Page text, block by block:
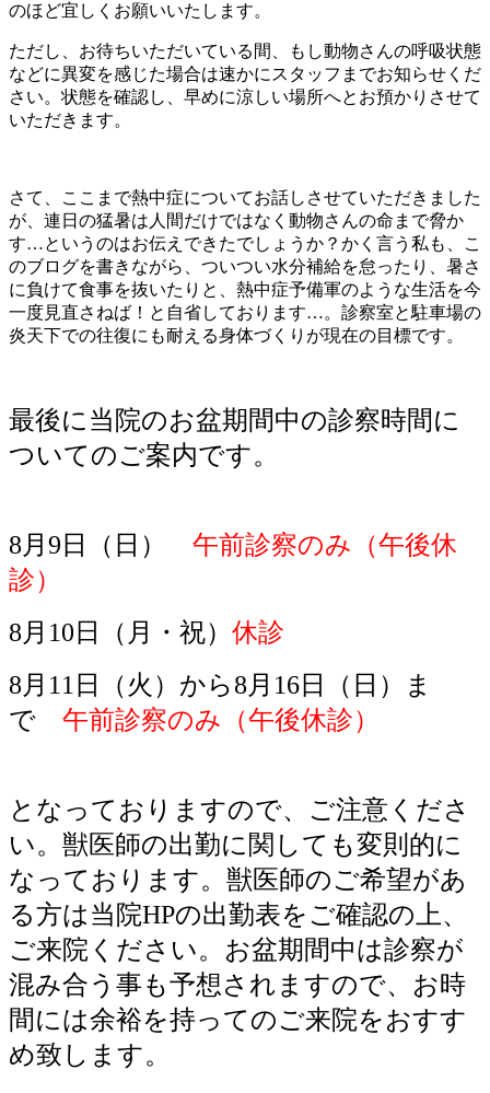
のほど宜しくお願いいたします。
ただし、お待ちいただいている間、もし動物さんの呼吸状態
などに異変を感じた場合は速かにスタッフまでお知らせくだ
さい。状態を確認し、早めに涼しい場所へとお預かりさせて
いただきます。
さて、ここまで熱中症についてお話しさせていただきました
が、連日の猛暑は人間だけではなく動物さんの命まで脅か
す…というのはお伝えできたでしょうか？かく言う私も、こ
のブログを書きながら、ついつい水分補給を怠ったり、暑さ
に負けて食事を抜いたりと、熱中症予備軍のような生活を今
一度見直さねば！と自省しております…。診察室と駐車場の
炎天下での往復にも耐える身体づくりが現在の目標です。
最後に当院のお盆期間中の診察時間に
ついてのご案内です。
8月9日（日） 午前診察のみ（午後休
診）
8月10日（月・祝） 休診
8月11日（火）から8月16日（日）ま
で 午前診察のみ（午後休診）
となっておりますので、ご注意くださ
い。獣医師の出勤に関しても変則的に
なっております。獣医師のご希望があ
る方は当院HPの出勤表をご確認の上、
ご来院ください。お盆期間中は診察が
混み合う事も予想されますので、お時
間には余裕を持ってのご来院をおすす
め致します。